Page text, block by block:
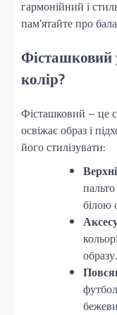
гармонійний і
пам’ятайте про
Фісташковий
колір?
Фісташковий – це
освіжає образ і
його стилізувати:
білою
образу.